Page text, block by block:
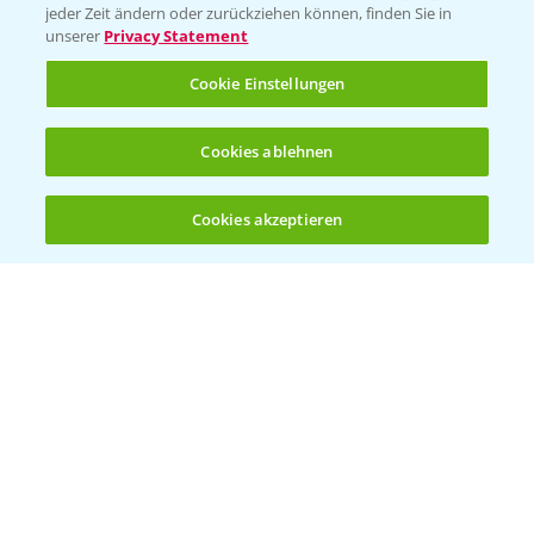
(noch 4)
KONTAKT
Hilfe in Notfällen
+49 (0)214/30-20220
jeder Zeit ändern oder zurückziehen können, finden Sie in
unserer Privacy Statement
Cookie Einstellungen
Cookies ablehnen
Cookies akzeptieren